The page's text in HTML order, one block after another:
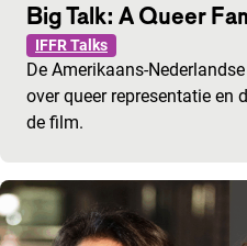
Big Talk: A Queer
IFFR Talks
De Amerikaans-
over queer representatie en
de film.